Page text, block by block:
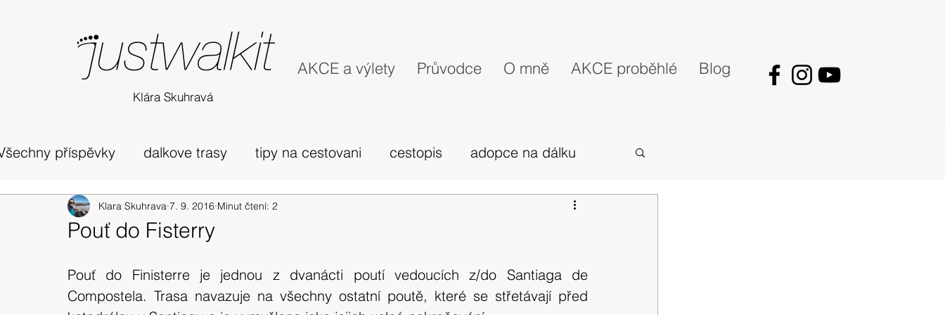
AKCE a výlety Průvodce O mně AKCE proběhlé Blog
Klára Skuhravá
příspěvky dalkove trasy tipy na cestovani cestopis adopce na dálku
Edinburgh horská túra Skotsko camino Portugues
Pouť do Fisterry
Klara Skuhrava 7. 9. 2016 Minut čtení: 2
Pouť do Finisterre je jednou z dvanácti poutí vedoucích z/do Santiaga de
Compostela. Trasa navazuje na všechny ostatní poutě, které se střetávají před